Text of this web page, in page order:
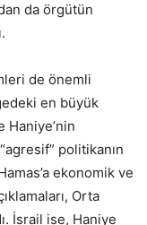
da örgütün
de önemli
en büyük
politikanın
ekonomik ve
Orta
İsrail ise, Haniye